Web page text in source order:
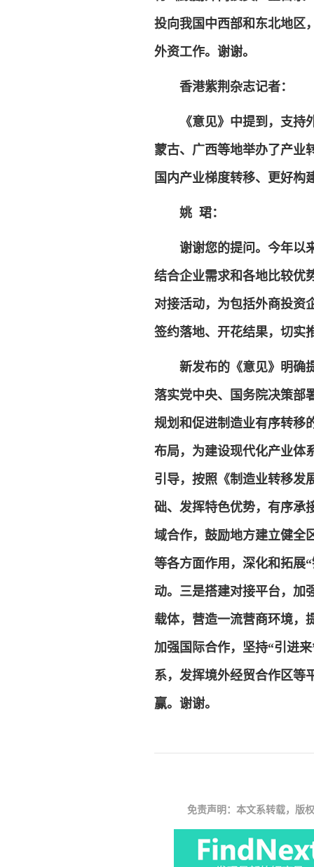
投向我国中西部和东北地区
外资工作。谢谢。
香港紫荆杂志记者：
《意见》中提到，支
蒙古、广西等地举办了产业
国内产业梯度转移、更好构
姚 珺：
谢谢您的提问。今年以
结合企业需求和各地比较优
对接活动，为包括外商投资
签约落地、开花结果，切实
新发布的《意见》明确
落实党中央、国务院决策部
规划和促进制造业有序转移
布局，为建设现代化产业体
引导，按照《制造业转移发
础、发挥特色优势，有序承
域合作，鼓励地方建立健全
等各方面作用，深化和拓展
动。 三是搭建对接平台，加
载体，营造一流营商环境，
加强国际合作，坚持“引进
系，发挥境外经贸合作区等
赢。谢谢。
免责声明：本文系转载，版